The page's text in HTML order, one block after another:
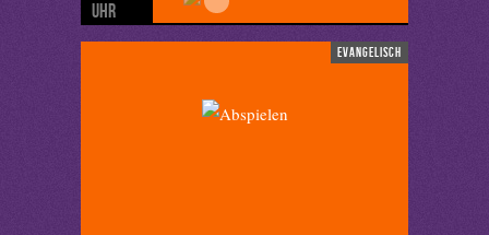
Uhr
evangelisch